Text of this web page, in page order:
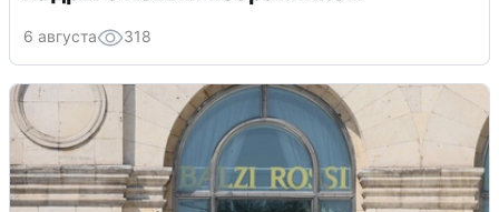
6 августа 318